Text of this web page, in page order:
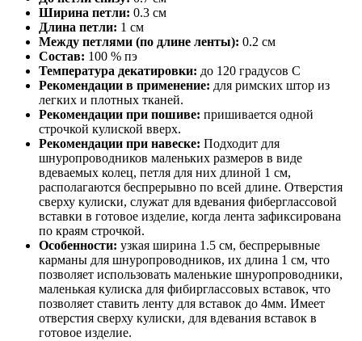
Ширина петли: 0.3 см
Длина петли: 1 см
Между петлями (по длине ленты): 0.2 см
Состав: 100 % пэ
Температура декатировки: до 120 градусов С
Рекомендации в применение: для римских штор из
легких и плотных тканей.
Рекомендации при пошиве: пришивается одной
строчкой кулиской вверх.
Рекомендации при навеске: Подходит для
шнуропроводников маленьких размеров в виде
вдеваемых колец, петля для них длиной 1 см,
располагаются беспрерывно по всей длине. Отверстия
сверху кулиски, служат для вдевания фиберглассовой
вставки в готовое изделие, когда лента зафиксирована
по краям строчкой.
Особенности: узкая ширина 1.5 см, беспрерывные
карманы для шнуропроводников, их длина 1 см, что
позволяет использовать маленькие шнуропроводники,
маленькая кулиска для фибирглассовых вставок, что
позволяет ставить ленту для вставок до 4мм. Имеет
отверстия сверху кулиски, для вдевания вставок в
готовое изделие.